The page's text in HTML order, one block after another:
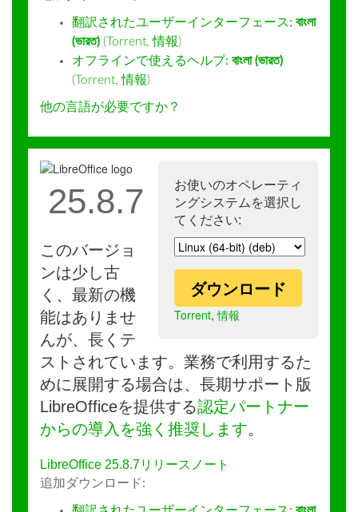
翻訳されたユーザーインターフェース: বাংলা
(ভারত) (Torrent,情報)
オフラインで使えるヘルプ: বাংলা (ভারত)
(Torrent,情報)
他の言語が必要ですか？
お使いのオペレーティ
ングシステムを選択し
てください:
ダウンロード
Torrent,情報
25.8.7
このバージョ
ンは少し古
く、最新の機
能はありませ
んが、長くテ
ストされています。業務で利用するた
めに展開する場合は、長期サポート版
LibreOfficeを提供する認定パートナー
からの導入を強く推奨します。
LibreOffice 25.8.7リリースノート
追加ダウンロード: